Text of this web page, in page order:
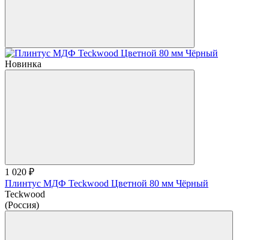
Новинка
1 020 ₽
Плинтус МДФ Teckwood Цветной 80 мм Чёрный
Teckwood
(Россия)